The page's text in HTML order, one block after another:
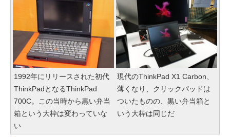
1992年にリリースされた初代
ThinkPadとなるThinkPad
700C。この当時から黒い弁当
箱という大枠は変わっていな
い
現代のThinkPad X1 Carbon、
薄くなり、クリックパッドは
ついたものの、黒い弁当箱と
いう大枠は同じだ